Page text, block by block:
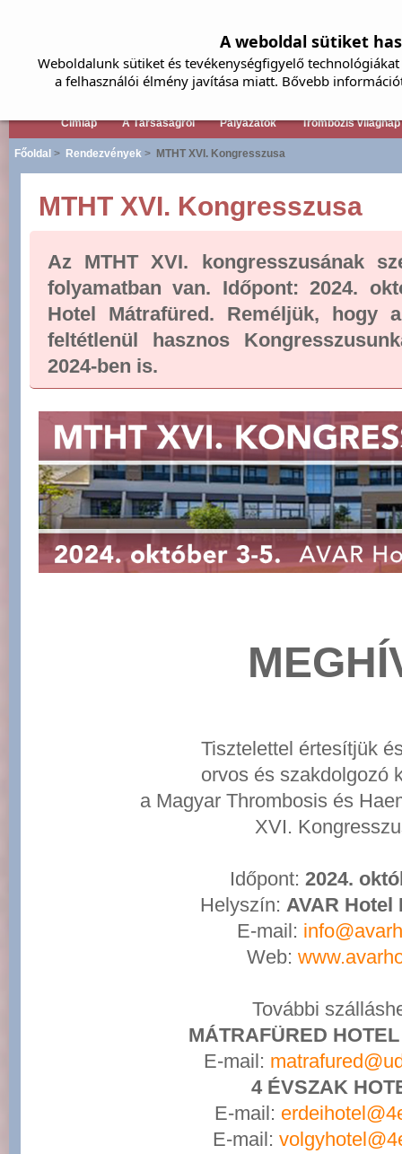
Címlap A Társaságról Pályázatok Trombózis világnap
Főoldal > Rendezvények > MTHT XVI. Kongresszusa
MTHT XVI. Kongresszusa
Az MTHT XVI. kongresszusának
folyamatban van. Időpont: 2024.
Hotel Mátrafüred. Reméljük, hogy
feltétlenül hasznos
2024-ben is.
Tisztelettel értesítjük
orvos és szakdolgozó
a Magyar Thrombosis és
XVI.
Időpont:2024.
Helyszín: AVAR Hotel
E-mail:
Web:
További
MÁTRAFÜRED
E-mail:
4 ÉVSZAK
E-mail:
E-mail:
A weboldal sütiket
Weboldalunk sütiket és tevékenységfigyelő
a felhasználói élmény javítása miatt. Bővebb